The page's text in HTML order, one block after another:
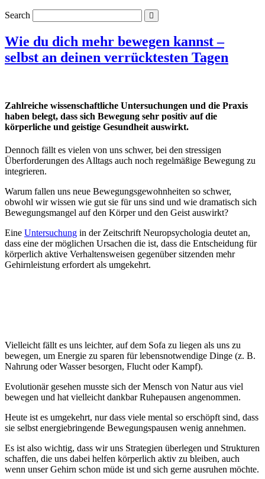
Search
Wie du dich mehr bewegen kannst –
selbst an deinen verrücktesten Tagen
Zahlreiche wissenschaftliche Untersuchungen und die Praxis
haben belegt, dass sich Bewegung sehr positiv auf die
körperliche und geistige Gesundheit auswirkt.
Dennoch fällt es vielen von uns schwer, bei den stressigen
Überforderungen des Alltags auch noch regelmäßige Bewegung zu
integrieren.
Warum fallen uns neue Bewegungsgewohnheiten so schwer,
obwohl wir wissen wie gut sie für uns sind und wie dramatisch sich
Bewegungsmangel auf den Körper und den Geist auswirkt?
Eine Untersuchung in der Zeitschrift Neuropsychologia deutet an,
dass eine der möglichen Ursachen die ist, dass die Entscheidung für
körperlich aktive Verhaltensweisen gegenüber sitzenden mehr
Gehirnleistung erfordert als umgekehrt.
Vielleicht fällt es uns leichter, auf dem Sofa zu liegen als uns zu
bewegen, um Energie zu sparen für lebensnotwendige Dinge (z. B.
Nahrung oder Wasser besorgen, Flucht oder Kampf).
Evolutionär gesehen musste sich der Mensch von Natur aus viel
bewegen und hat vielleicht dankbar Ruhepausen angenommen.
Heute ist es umgekehrt, nur dass viele mental so erschöpft sind, dass
sie selbst energiebringende Bewegungspausen wenig annehmen.
Es ist also wichtig, dass wir uns Strategien überlegen und Strukturen
schaffen, die uns dabei helfen körperlich aktiv zu bleiben, auch
wenn unser Gehirn schon müde ist und sich gerne ausruhen möchte.